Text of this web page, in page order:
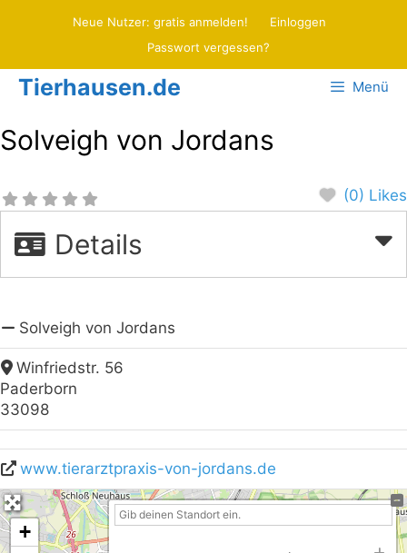
Neue Nutzer: gratis anmelden!
Einloggen
Passwort vergessen?
Tierhausen.de Menü
Solveigh von Jordans
(0) Likes
Details
Solveigh von Jordans
Winfriedstr. 56
Paderborn
33098
www.tierarztpraxis-von-jordans.de
+